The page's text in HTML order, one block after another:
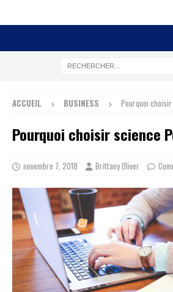
ACCUEIL BUSINESS Pourquoi
Pourquoi choisir science
novembre 7, 2018 Brittany Oliver